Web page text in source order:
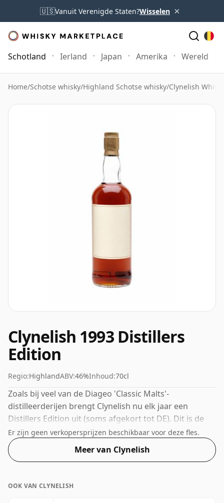
🇺🇸Vanuit Verenigde Staten?Wisselen ×
Schotland Ierland Japan Amerika Wereld
Home/Schotse whisky/Highland Schotse whisky/Clynelish
Clynelish 1993 Distillers
Edition
Regio:HighlandABV:46%Inhoud:70cl
Zoals bij veel van de Diageo 'Classic Malts'-
distilleerderijen brengt Clynelish nu elk jaar een
Distillers Edition uit (soms afgekort tot DE). Dit is de
jaarlijkse release voor 1993 en is gebotteld op 46%.
Clynelish-whisky's zijn vaak wasachtig en bloemig met
een vleugje turfrook.
Er zijn geen verkopersprijzen beschikbaar voor deze fles.
Meer van Clynelish
OOK VAN CLYNELISH